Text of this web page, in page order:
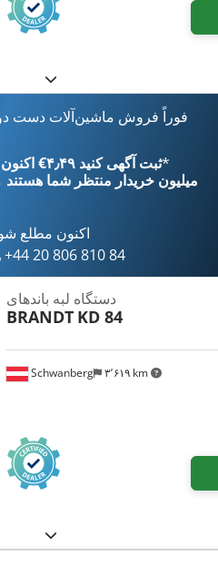
فوراً فروش ماشین‌آلات دست
اکنون از ‎€۴٫۴۹ ثبت آگهی کنید*
۱۱ میلیون خریدار منتظر شما هستند
اکنون مطلع
+44 20 806 810 84
Schwanberg ۳٬۶۱۹ km
دستگاه لبه باندهای
BRANDT KD 84